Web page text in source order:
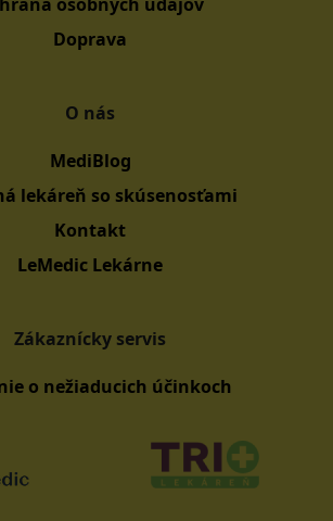
Doprava
O nás
MediBlog
lekáreň so skúsenosťami
Kontakt
LeMedic Lekárne
Zákaznícky servis
o nežiaducich účinkoch